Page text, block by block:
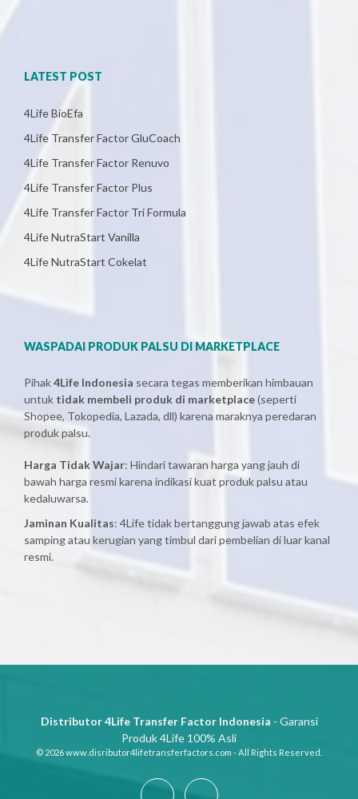
LATEST POST
4Life BioEfa
4Life Transfer Factor GluCoach
4Life Transfer Factor Renuvo
4Life Transfer Factor Plus
4Life Transfer Factor Tri Formula
4Life NutraStart Vanilla
4Life NutraStart Cokelat
WASPADAI PRODUK PALSU DI MARKETPLACE
Pihak4Life Indonesia secara tegas memberikan himbauan
untuk tidak membeli produk di marketplace(seperti
Shopee, Tokopedia, Lazada, dll) karena maraknya peredaran
produk palsu.
Harga Tidak Wajar: Hindari tawaran harga yang jauh di
bawah harga resmi karena indikasi kuat produk palsu atau
kedaluwarsa.
Jaminan Kualitas: 4Life tidak bertanggung jawab atas efek
samping atau kerugian yang timbul dari pembelian di luar kanal
resmi.
Distributor 4Life Transfer Factor Indonesia - Garansi
Produk 4Life 100% Asli
© 2026 www.disributor4lifetransferfactors.com - All Rights Reserved.